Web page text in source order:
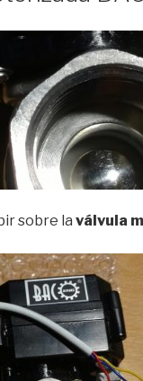
sobre laválvula